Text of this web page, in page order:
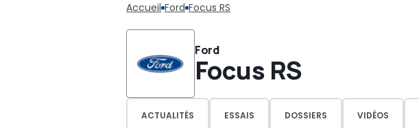
Accueil Ford Focus RS
Ford
Focus RS
ACTUALITÉS ESSAIS DOSSIERS VIDÉOS